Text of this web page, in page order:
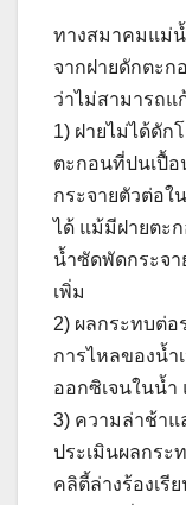
ทางสมาคมแม่น้
จากฝายดักตะ
ว่าไม่สามารถ
1) ฝายไม่ได้ดั
ตะกอนที่ปนเปื้
กระจายตัวต่อใ
ได้ แม้มีฝายตะ
น้ำซัดพัดกระจ
เพิ่ม
2) ผลกระทบต่อ
การไหลของน้ำ
ออกซิเจนในน้ำ
3) ความล่าช้า
ประเมินผลกระ
คลิตี้ล่างร้องเรี